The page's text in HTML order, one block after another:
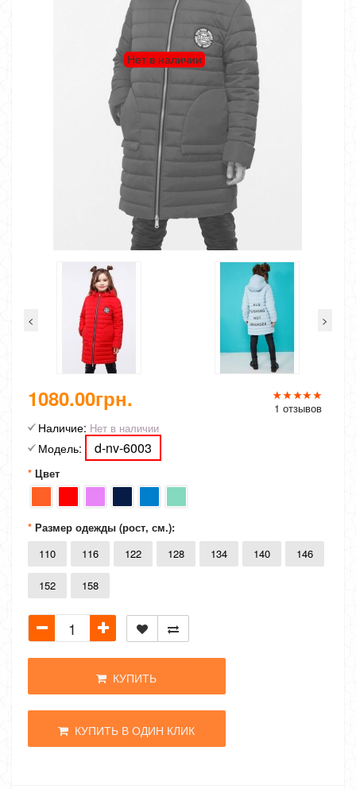
Нет в наличии
< >
1 отзывов
1080.00грн.
Наличие: Нет в наличии
Модель: d-nv-6003
Цвет
Размер одежды (рост, см.):
110
116 122 128 134 140 146
152 158
КУПИТЬ
КУПИТЬ В ОДИН КЛИК